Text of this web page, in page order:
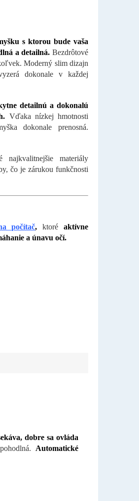
s ktorou bude vaša
a detailná. Bezdrôtové
Moderný slim dizajn
dokonale v každej
detailnú a dokonalú
Vďaka nízkej hmotnosti
dokonale prenosná.
materiály
čo je zárukou funkčnosti
počítač,ktoréaktívne
a únavu očí.
dobre sa ovláda
Automatické